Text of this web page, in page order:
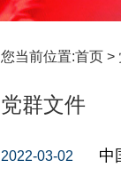
您当前位置:首页 >
党群文件
2022-03-02 中